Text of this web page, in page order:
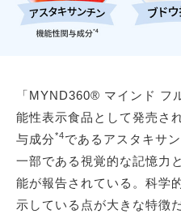
「MYND360® マインド フ
能性表示食品として発売さ
与成分*4であるアスタキサ
一部である視覚的な記憶力
能が報告されている。科学
示している点が大きな特徴だ